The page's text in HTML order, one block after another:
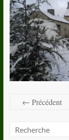
← Précédent